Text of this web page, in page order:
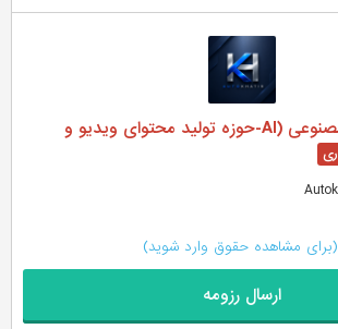
متخصص هوش مصنوعی (AI-حوزه تولید محتوای ویدیو و
(برای مشاهده حقوق وارد شوید)
ارسال رزومه